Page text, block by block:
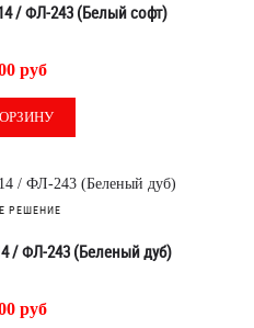
/ ФЛ-243 (Белый софт)
руб
РЕШЕНИЕ
/ ФЛ-243 (Беленый дуб)
руб